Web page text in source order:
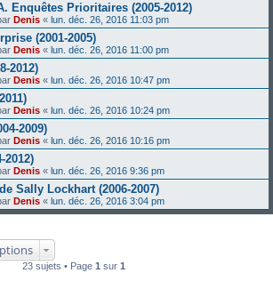
Enquêtes Prioritaires (2005-2012)
Denis « lun. déc. 26, 2016 11:03 pm
(2001-2005)
Denis « lun. déc. 26, 2016 11:00 pm
2012)
Denis « lun. déc. 26, 2016 10:47 pm
Denis « lun. déc. 26, 2016 10:24 pm
2009)
Denis « lun. déc. 26, 2016 10:16 pm
2012)
Denis « lun. déc. 26, 2016 9:36 pm
Sally Lockhart (2006-2007)
Denis « lun. déc. 26, 2016 3:04 pm
23 sujets • Page 1 sur 1